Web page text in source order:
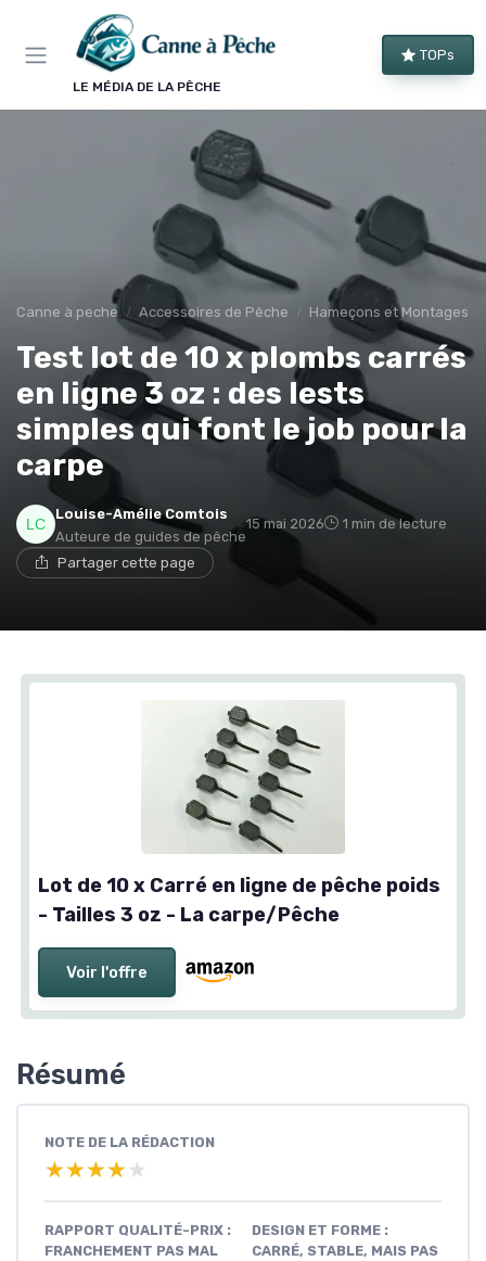
LE MÉDIA DE LA PÊCHE
TOPs
Canne à peche Accessoires de Pêche Hameçons et Montages
Test lot de 10 x plombs carrés
en ligne 3 oz : des lests
simples qui font le job pour la
carpe
Louise-Amélie Comtois
Auteure de guides de pêche
15 mai 2026 1 min de lecture
Partager cette page
Lot de 10 x Carré en ligne de pêche poids
- Tailles 3 oz - La carpe/Pêche
Voir l'offre
Résumé
NOTE DE LA RÉDACTION
★★★★★
★★★★★
RAPPORT QUALITÉ-PRIX :
FRANCHEMENT PAS MAL
DESIGN ET FORME :
CARRÉ, STABLE, MAIS PAS
Panneau de gestion des cookies